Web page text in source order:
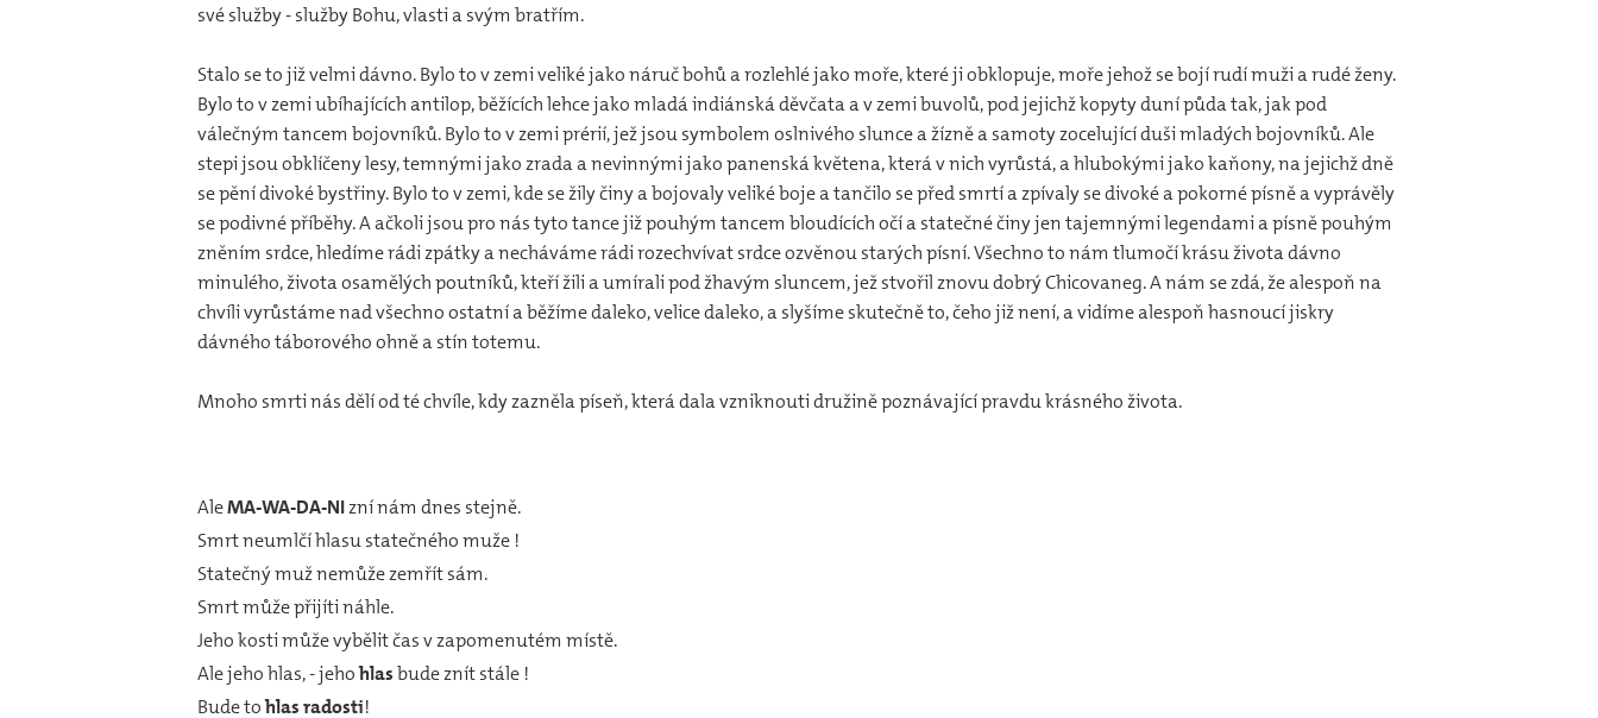
své služby - služby Bohu, vlasti a svým bratřím.
Stalo se to již velmi dávno. Bylo to v zemi veliké jako náruč bohů a rozlehlé jako moře, které ji obklopuje, moře jehož se bojí rudí muži a rudé ženy.
Bylo to v zemi ubíhajících antilop, běžících lehce jako mladá indiánská děvčata a v zemi buvolů, pod jejichž kopyty duní půda tak, jak pod
válečným tancem bojovníků. Bylo to v zemi prérií, jež jsou symbolem oslnivého slunce a žízně a samoty zocelující duši mladých bojovníků. Ale
stepi jsou obklíčeny lesy, temnými jako zrada a nevinnými jako panenská květena, která v nich vyrůstá, a hlubokými jako kaňony, na jejichž dně
se pění divoké bystřiny. Bylo to v zemi, kde se žily činy a bojovaly veliké boje a tančilo se před smrtí a zpívaly se divoké a pokorné písně a vyprávěly
se podivné příběhy. A ačkoli jsou pro nás tyto tance již pouhým tancem bloudících očí a statečné činy jen tajemnými legendami a písně pouhým
zněním srdce, hledíme rádi zpátky a necháváme rádi rozechvívat srdce ozvěnou starých písní. Všechno to nám tlumočí krásu života dávno
minulého, života osamělých poutníků, kteří žili a umírali pod žhavým sluncem, jež stvořil znovu dobrý Chicovaneg. A nám se zdá, že alespoň na
chvíli vyrůstáme nad všechno ostatní a běžíme daleko, velice daleko, a slyšíme skutečně to, čeho již není, a vidíme alespoň hasnoucí jiskry
dávného táborového ohně a stín totemu.
Mnoho smrti nás dělí od té chvíle, kdy zazněla píseň, která dala vzniknouti družině poznávající pravdu krásného života.
AleMA-WA-DA-NIzní nám dnes stejně.
Smrt neumlčí hlasu statečného muže !
Statečný muž nemůže zemřít sám.
Smrt může přijíti náhle.
Jeho kosti může vybělit čas v zapomenutém místě.
Ale jeho hlas, - jehohlasbude znít stále !
Bude tohlas radosti!